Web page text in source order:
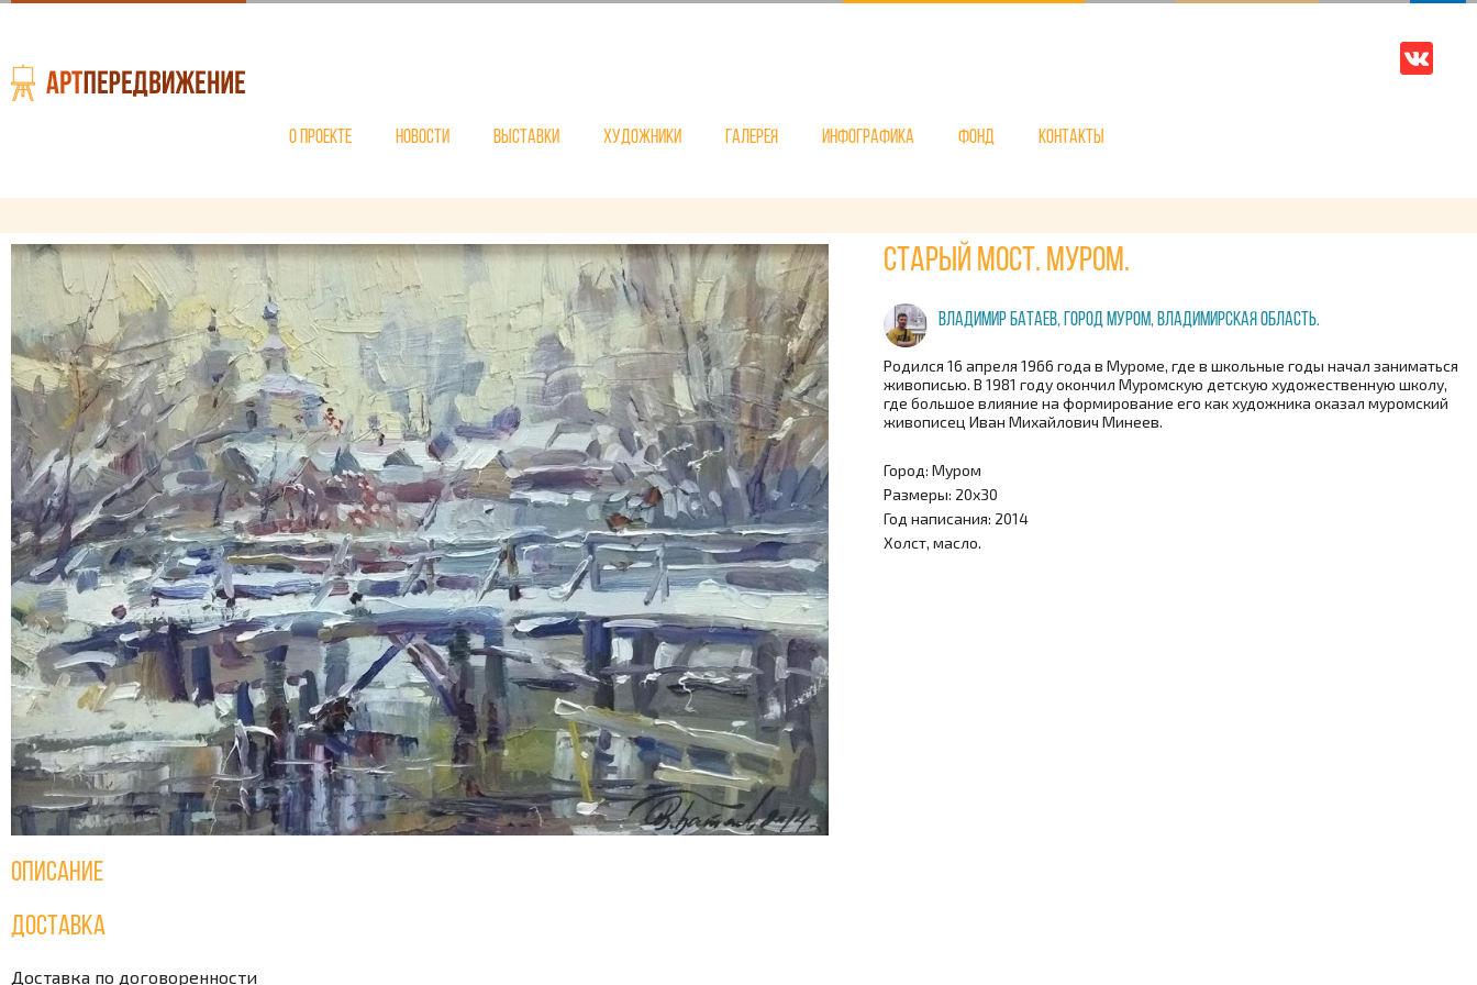
О проекте Новости Выставки Художники Галерея Инфографика Фонд Контакты
Старый мост. Муром.
Владимир Батаев, город Муром, Владимирская область.
Родился 16 апреля 1966 года в Муроме, где в школьные годы начал заниматься
живописью. В 1981 году окончил Муромскую детскую художественную школу,
где большое влияние на формирование его как художника оказал муромский
живописец Иван Михайлович Минеев.
Город: Муром
Размеры: 20х30
Год написания: 2014
Холст, масло.
Описание
Доставка
Доставка по договоренности